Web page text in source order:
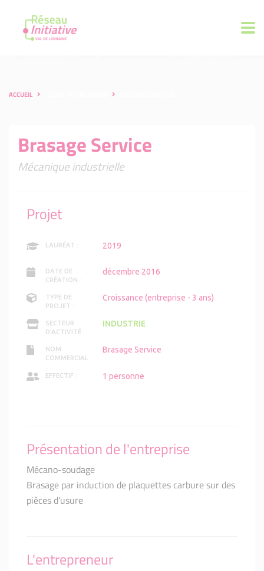
ACCUEIL
Brasage Service
Mécanique industrielle
Projet
LAURÉAT : 2019
DATE DE
CRÉATION :
décembre 2016
TYPE DE
PROJET :
Croissance (entreprise - 3 ans)
SECTEUR
D'ACTIVITÉ :
INDUSTRIE
NOM
COMMERCIAL
:
Brasage Service
EFFECTIF : 1 personne
Présentation de l'entreprise
Mécano-soudage
Brasage par induction de plaquettes carbure sur des
pièces d'usure
L'entrepreneur